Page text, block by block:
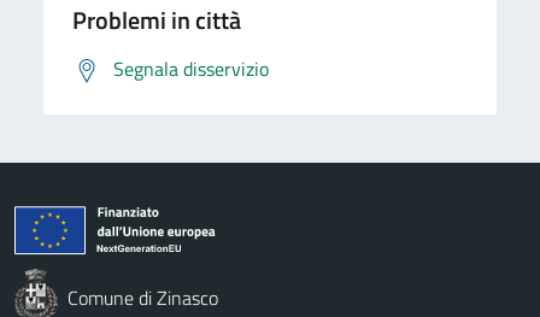
Problemi in città
Segnala disservizio
Comune di Zinasco